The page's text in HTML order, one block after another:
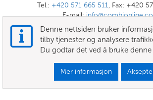
Tel.: +420 571 665 511, Fax: +420
E-mail:
OnlineMenu
VILKÅR OG
Denne nettsiden bruker
tilby tjenester og analysere
Du godtar det ved å bruke
Mer informasjon